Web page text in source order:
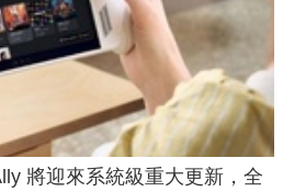
將迎來系統級重大更新，全